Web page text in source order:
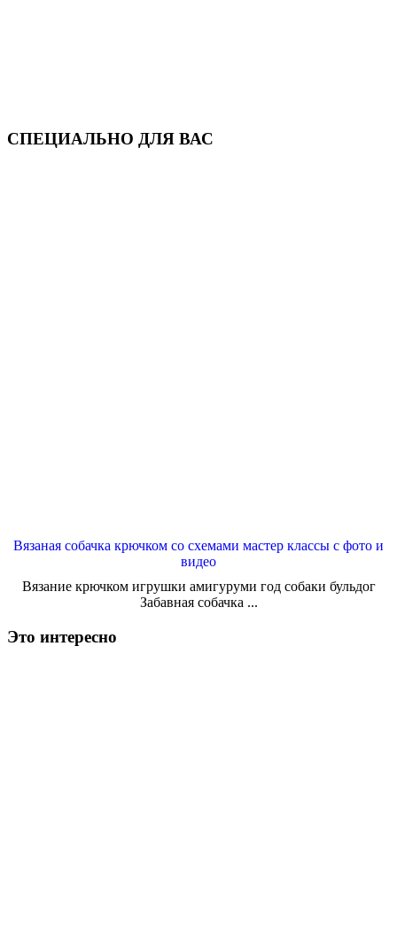
СПЕЦИАЛЬНО ДЛЯ ВАС
Вязаная собачка крючком со схемами мастер классы с фото и
видео
Вязание крючком игрушки амигуруми год собаки бульдог
Забавная собачка ...
Это интересно